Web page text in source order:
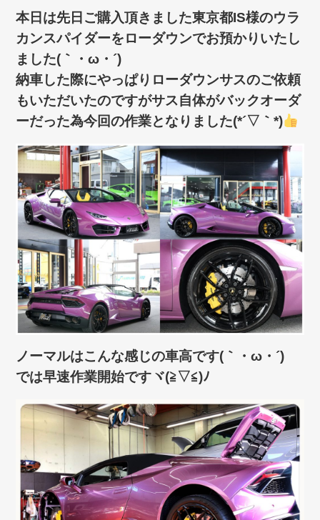
本日は先日ご購入頂きました東京都IS様のウラ
カンスパイダーをローダウンでお預かりいたし
ました(｀・ω・´)ゞ
納車した際にやっぱりローダウンサスのご依頼
もいただいたのですがサス自体がバックオーダ
ーだった為今回の作業となりました(*´▽｀*)
ノーマルはこんな感じの車高です(｀・ω・´)ゞ
では早速作業開始ですヾ(≧▽≦)ﾉ